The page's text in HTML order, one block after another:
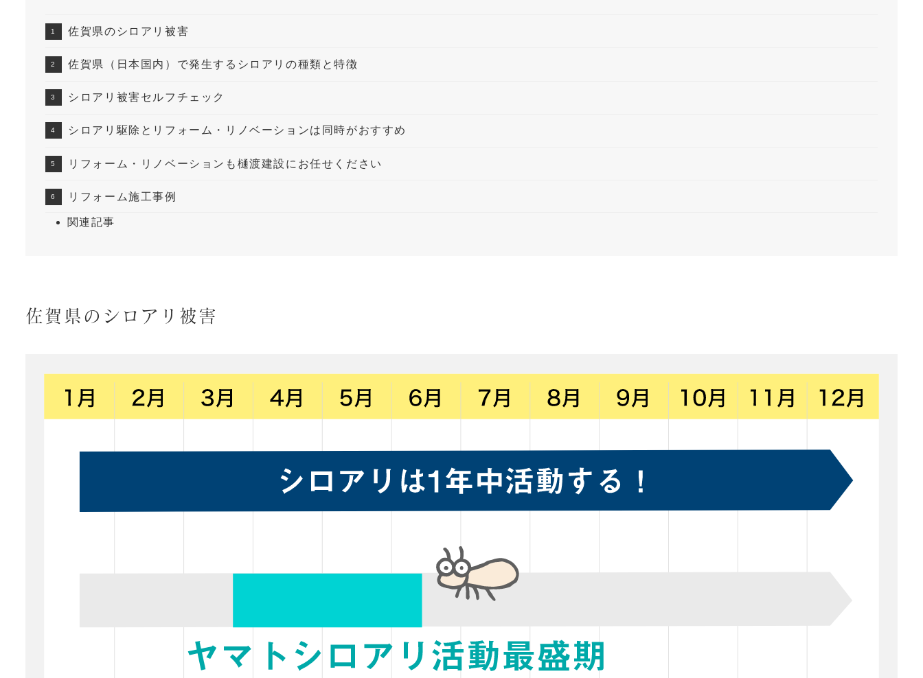
佐賀県のシロアリ被害
佐賀県（日本国内）で発生するシロアリの種類と特徴
シロアリ被害セルフチェック
シロアリ駆除とリフォーム・リノベーションは同時がおすすめ
リフォーム・リノベーションも樋渡建設にお任せください
リフォーム施工事例
関連記事
佐賀県のシロアリ被害